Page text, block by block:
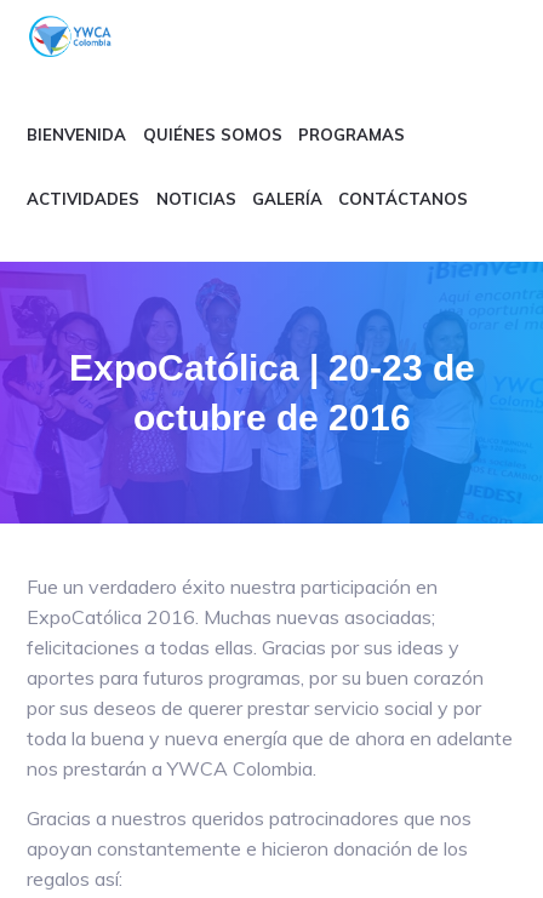
Skip
Skip
BIENVENIDA QUIÉNES SOMOS PROGRAMAS
ACTIVIDADES NOTICIAS GALERÍA CONTÁCTANOS
ExpoCatólica | 20-23 de
octubre de 2016
Fue un verdadero éxito nuestra participación en
ExpoCatólica 2016. Muchas nuevas asociadas;
felicitaciones a todas ellas. Gracias por sus ideas y
aportes para futuros programas, por su buen corazón
por sus deseos de querer prestar servicio social y por
toda la buena y nueva energía que de ahora en adelante
nos prestarán a YWCA Colombia.
Gracias a nuestros queridos patrocinadores que nos
apoyan constantemente e hicieron donación de los
regalos así: